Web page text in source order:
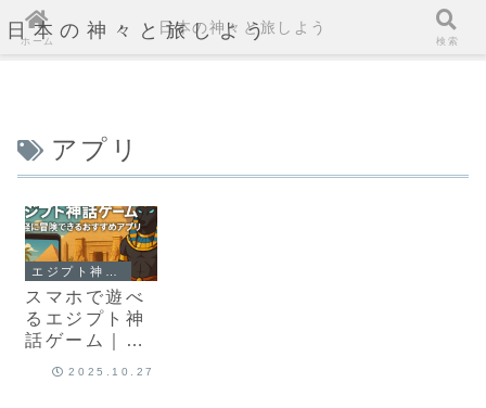
日本の神々と旅しよう
アプリ
スマホで遊べ
るエジプト神
話ゲーム｜手
2025.10.27
ホーム
日本の神々と旅しよう
検索